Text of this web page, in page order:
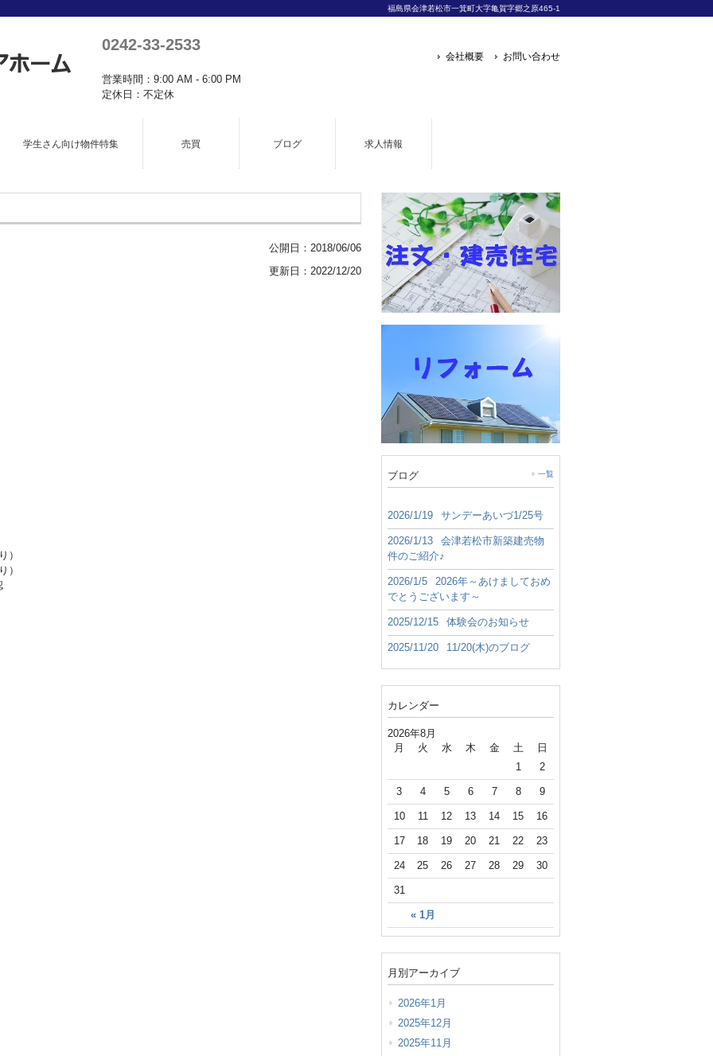
福島県会津若松市一箕町大字亀賀字郷之原465-1
0242-33-2533
営業時間：9:00 AM - 6:00 PM
定休日：不定休
会社概要 お問い合わせ
学生さん向け物件特集 売買 ブログ 求人情報
公開日： 2018/06/06
更新日：2022/12/20
）
ブログ 一覧
2026/1/19 サンデーあいづ1/25号
2026/1/13
会津若松市新築建売物
件のご紹介♪
2026/1/5
2026年～あけましておめ
でとうございます～
2025/12/15 体験会のお知らせ
2025/11/20 11/20(木)のブログ
カレンダー
2026年8月
月 火 水 木 金 土 日
« 1月
1 2
3 4 5 6 7 8 9
10 11 12 13 14 15 16
17 18 19 20 21 22 23
24 25 26 27 28 29 30
31
月別アーカイブ
2026年1月
2025年12月
2025年11月